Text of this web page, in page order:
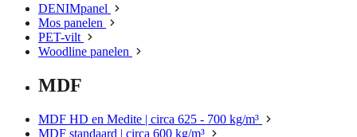
DENIMpanel
Mos panelen
PET-vilt
Woodline panelen
MDF
MDF HD en Medite | circa 625 - 700 kg/m³
MDF standaard | circa 600 kg/m³